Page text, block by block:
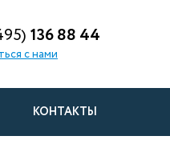
136 88 44
с нами
КОНТАКТЫ